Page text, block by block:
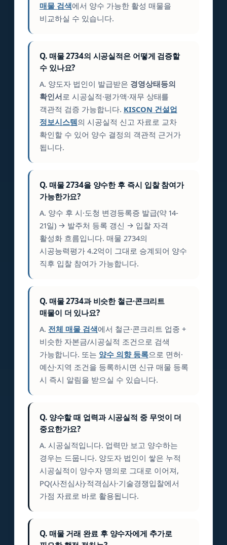
매물 검색에서 양수 가능한 활성 매물을
비교하실 수 있습니다.
Q. 매물 2734의 시공실적은 어떻게 검증할
수 있나요?
A. 양도자 법인이 발급받은 경영상태등의
확인서로 시공실적·평가액·재무 상태를
객관적 검증 가능합니다. KISCON 건설업
정보시스템의 시공실적 신고 자료로 교차
확인할 수 있어 양수 결정의 객관적 근거가
됩니다.
Q. 매물 2734을 양수한 후 즉시 입찰 참여가
가능한가요?
A. 양수 후 시·도청 변경등록증 발급(약 14-
21일) → 발주처 등록 갱신 → 입찰 자격
활성화 흐름입니다. 매물 2734의
시공능력평가 4.2억이 그대로 승계되어 양수
직후 입찰 참여가 가능합니다.
Q. 매물 2734과 비슷한 철근·콘크리트
매물이 더 있나요?
A. 전체 매물 검색에서 철근·콘크리트 업종 +
비슷한 자본금/시공실적 조건으로 검색
가능합니다. 또는 양수 의향 등록으로 면허·
예산·지역 조건을 등록하시면 신규 매물 등록
시 즉시 알림을 받으실 수 있습니다.
Q. 양수할 때 업력과 시공실적 중 무엇이 더
중요한가요?
A. 시공실적입니다. 업력만 보고 양수하는
경우는 드뭅니다. 양도자 법인이 쌓은 누적
시공실적이 양수자 명의로 그대로 이어져,
PQ(사전심사)·적격심사·기술경쟁입찰에서
가점 자료로 바로 활용됩니다.
Q. 매물 거래 완료 후 양수자에게 추가로